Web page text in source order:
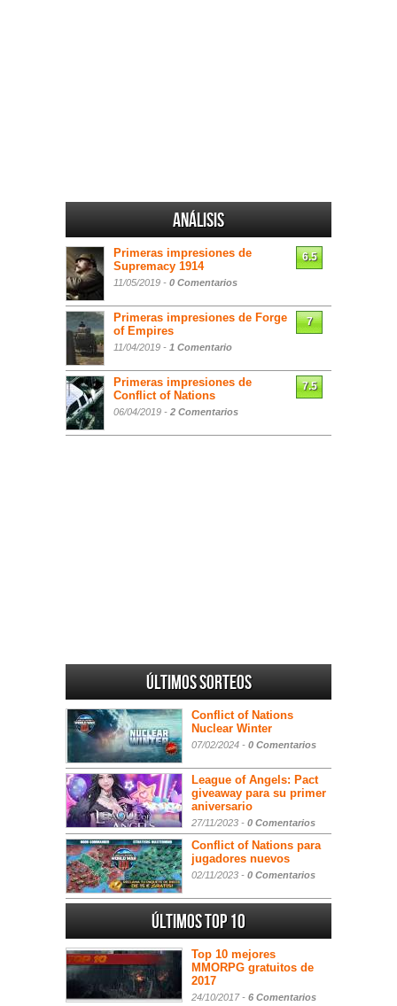
Análisis
Primeras impresiones de
Supremacy 1914
11/05/2019 - 0 Comentarios
6.5
Primeras impresiones de Forge
of Empires
11/04/2019 - 1 Comentario
7
Primeras impresiones de
Conflict of Nations
06/04/2019 - 2 Comentarios
7.5
Últimos sorteos
Conflict of Nations
Nuclear Winter
07/02/2024 - 0 Comentarios
League of Angels: Pact
giveaway para su primer
aniversario
27/11/2023 - 0 Comentarios
Conflict of Nations para
jugadores nuevos
02/11/2023 - 0 Comentarios
Últimos Top 10
Top 10 mejores
MMORPG gratuitos de
2017
24/10/2017 - 6 Comentarios